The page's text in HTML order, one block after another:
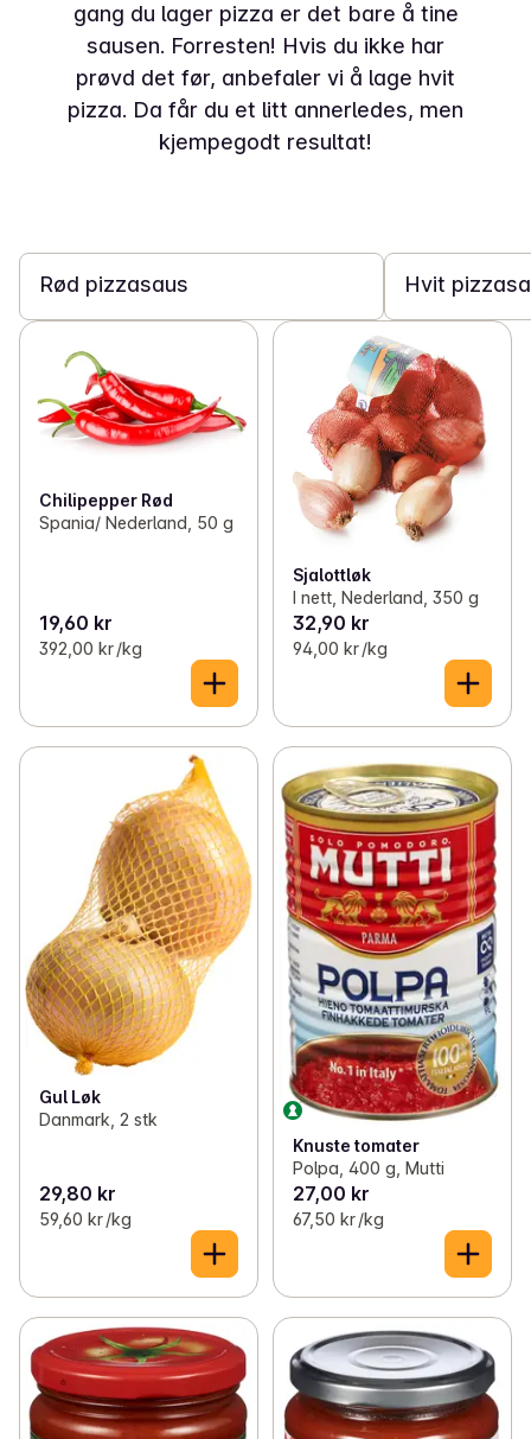
gang du lager pizza er det bare å tine
sausen. Forresten! Hvis du ikke har
prøvd det før, anbefaler vi å lage hvit
pizza. Da får du et litt annerledes, men
kjempegodt resultat!
Rød pizzasaus Hvit
Chilipepper Rød
Spania/ Nederland, 50 g
19,60 kr
392,00 kr /kg
Sjalottløk
I nett, Nederland, 350 g
32,90 kr
94,00 kr /kg
Gul Løk
Danmark, 2 stk
29,80 kr
59,60 kr /kg
Knuste tomater
Polpa, 400 g, Mutti
27,00 kr
67,50 kr /kg